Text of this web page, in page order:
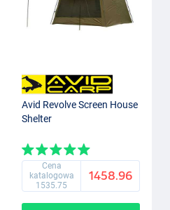
Avid Revolve Screen House
Shelter
Cena
katalogowa
1535.75
1458.96